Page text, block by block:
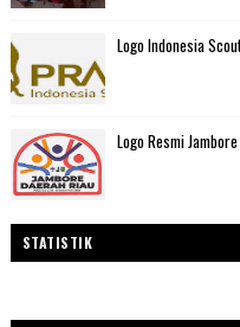
Logo Indonesia
Logo Resmi
STATISTIK